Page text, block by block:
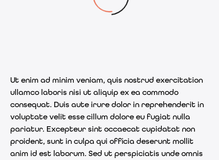
Ut enim ad minim veniam, quis nostrud exercitation
ullamco laboris nisi ut aliquip ex ea commodo
consequat. Duis aute irure dolor in reprehenderit in
voluptate velit esse cillum dolore eu fugiat nulla
pariatur. Excepteur sint occaecat cupidatat non
proident, sunt in culpa qui officia deserunt mollit
anim id est laborum. Sed ut perspiciatis unde omnis